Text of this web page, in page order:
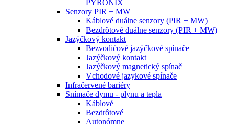
PYRONIX
Senzory PIR + MW
Káblové duálne senzory (PIR + MW)
Bezdrôtové duálne senzory (PIR + MW)
Jazýčkový kontakt
Bezvodičové jazýčkové spínače
Jazýčkový kontakt
Jazýčkový magnetický spínač
Vchodové jazykové spínače
Infračervené bariéry
Snímače dymu - plynu a tepla
Káblové
Bezdrôtové
Autonómne